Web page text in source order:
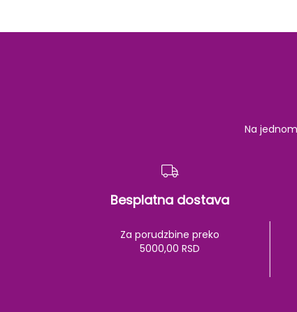
Na
Besplatna dostava
Za porudzbine preko
5000,00 RSD